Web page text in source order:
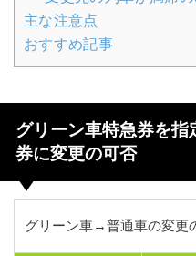
主な注意点
おすすめ記事
グリーン車特急券を
券に変更の可否
グリーン車→普通車の変更